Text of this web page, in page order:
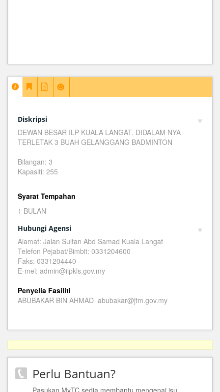
Diskripsi
DEWAN BESAR ILP KUALA LANGAT. DIDALAM NYA
TERLETAK 3 BUAH GELANGGANG BADMINTON
Bilangan: 3
Kapasiti: 255
Syarat Tempahan
1 BULAN
Hubungi Agensi
Alamat: Jalan Sultan Abd Samad Kuala Langat
Telefon Pejabat/Bimbit: 0331204600
Faks: 0331204440
E-mel: admin@ilpkls.gov.my
Penyelia Fasiliti
ABUBAKAR BIN AHMAD abubakar@jtm.gov.my
Perlu Bantuan?
Pasukan MyTC sedia membantu mengenai isu